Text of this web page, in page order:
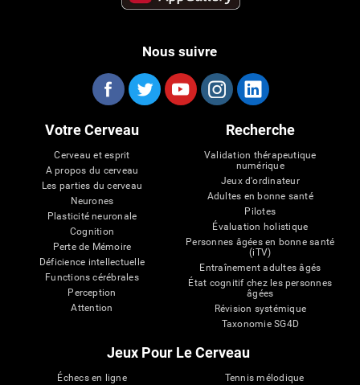
Nous suivre
Votre Cerveau
Cerveau et esprit
A propos du cerveau
Les parties du cerveau
Neurones
Plasticité neuronale
Cognition
Perte de Mémoire
Déficience intellectuelle
Functions cérébrales
Perception
Attention
Recherche
Validation thérapeutique
numérique
Jeux d'ordinateur
Adultes en bonne santé
Pilotes
Évaluation holistique
Personnes âgées en bonne santé
(iTV)
Entraînement adultes âgés
État cognitif chez les personnes
âgées
Révision systémique
Taxonomie SG4D
Jeux Pour Le Cerveau
Échecs en ligne
Tennis mélodique